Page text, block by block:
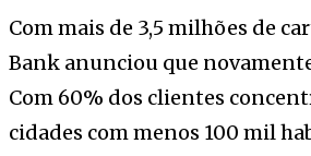
Com mais de 3,5 milhões de
Bank anunciou que
Com 60% dos clientes
cidades com menos 100 mil